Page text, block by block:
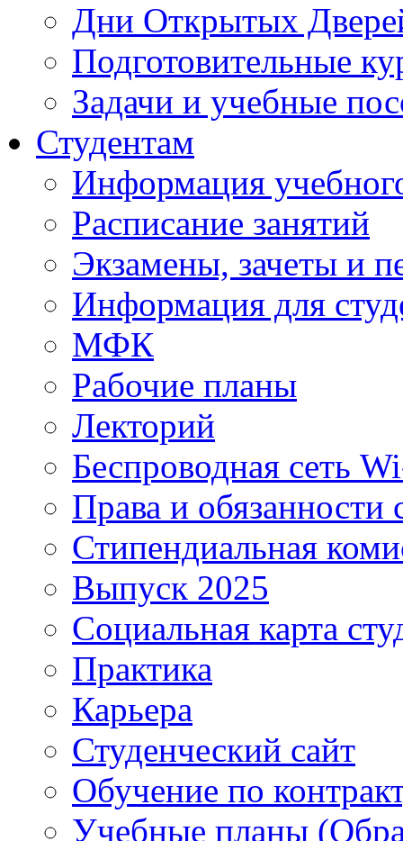
Дни Открытых
Подготовительные
Задачи и учебные
Студентам
Информация
Расписание занятий
Экзамены, зачеты и
Информация для
МФК
Рабочие планы
Лекторий
Беспроводная сеть
Права и обязанности
Стипендиальная
Выпуск 2025
Социальная карта
Практика
Карьера
Студенческий сайт
Обучение по
Учебные планы